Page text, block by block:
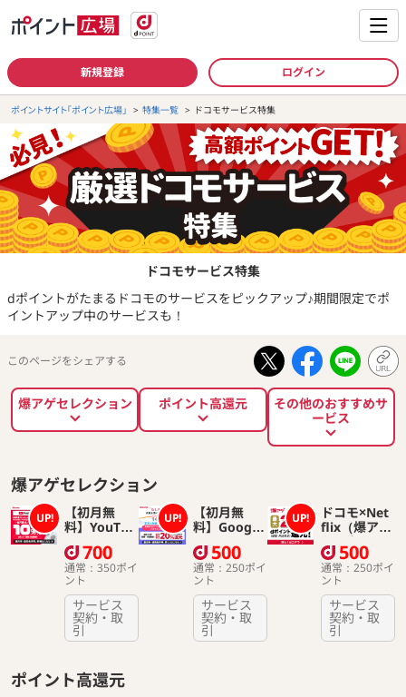
新規登録 ログイン
ポイントサイト「ポイント広場」 特集一覧 ドコモサービス特集
ドコモサービス特集
dポイントがたまるドコモのサービスをピックアップ♪期間限定でポ
イントアップ中のサービスも！
このページをシェアする
爆アゲセレクション ポイント高還元
その他のおすすめサ
ービス
爆アゲセレクション
UP!
【初月無
料】YouTub
e Premium
（ドコモ｜
爆アゲ セレ
クション）
700
通常：350ポイ
ント
サービス
契約・取
引
UP!
【初月無
料】Google
One（ドコ
モ｜爆アゲ
セレクショ
ン）
500
通常：250ポイ
ント
サービス
契約・取
引
UP!
ドコモ×Net
flix（爆アゲ
セレクショ
ン）500
通常：250ポイ
ント
サービス
契約・取
引
ポイント高還元